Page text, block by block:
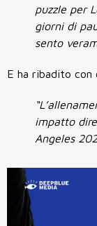
puzzle per
giorni di
sento
E ha ribadito con
impatto
Angeles